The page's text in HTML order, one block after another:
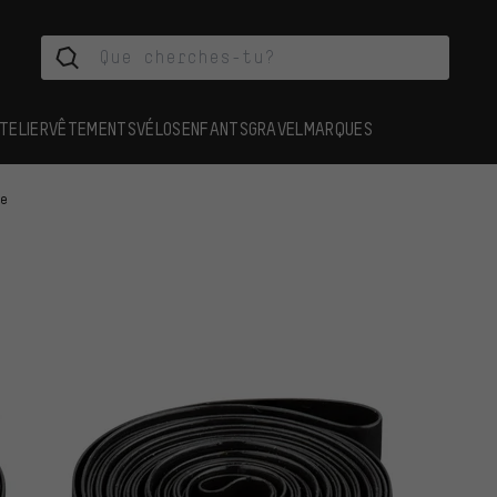
VÊTEMENTSVÉLOSENFANTSGRAVEL MARQUES